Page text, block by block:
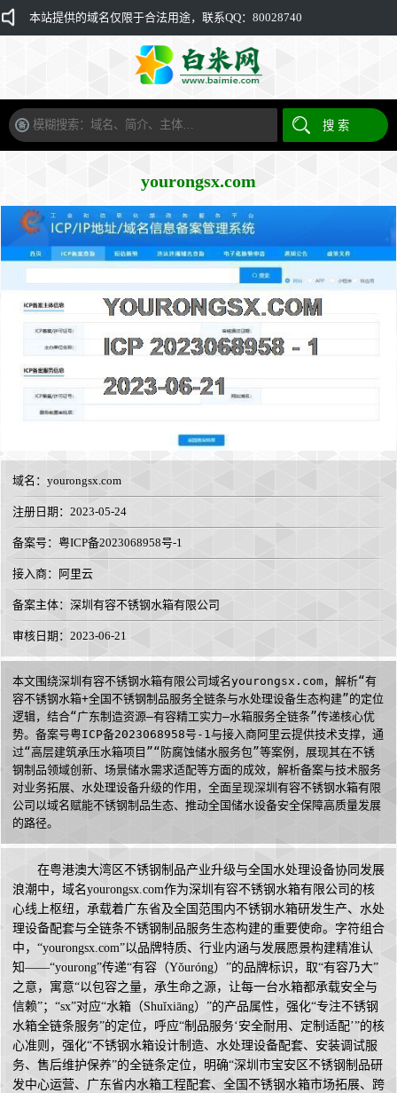
本站提供的域名仅限于合法用途，联系QQ：80028740
yourongsx.com
域名： yourongsx.com
注册日期：2023-05-24
备案号：粤ICP备2023068958号-1
接入商： 阿里云
备案主体：深圳有容不锈钢水箱有限公司
审核日期：2023-06-21
本文围绕深圳有容不锈钢水箱有限公司域名yourongsx.com，解析“有
容不锈钢水箱+全国不锈钢制品服务全链条与水处理设备生态构建”的定位
逻辑，结合“广东制造资源—有容精工实力—水箱服务全链条”传递核心优
势。备案号粤ICP备2023068958号-1与接入商阿里云提供技术支撑，通
过“高层建筑承压水箱项目”“防腐蚀储水服务包”等案例，展现其在不锈
钢制品领域创新、场景储水需求适配等方面的成效，解析备案与技术服务
对业务拓展、水处理设备升级的作用，全面呈现深圳有容不锈钢水箱有限
公司以域名赋能不锈钢制品生态、推动全国储水设备安全保障高质量发展
的路径。
在粤港澳大湾区不锈钢制品产业升级与全国水处理设备协同发展
浪潮中，域名yourongsx.com作为深圳有容不锈钢水箱有限公司的核
心线上枢纽，承载着广东省及全国范围内不锈钢水箱研发生产、水处
理设备配套与全链条不锈钢制品服务生态构建的重要使命。字符组合
中，“yourongsx.com”以品牌特质、行业内涵与发展愿景构建精准认
知——“yourong”传递“有容（Yǒuróng）”的品牌标识，取“有容乃大”
之意，寓意“以包容之量，承生命之源，让每一台水箱都承载安全与
信赖”；“sx”对应“水箱（Shuǐxiāng）”的产品属性，强化“专注不锈钢
水箱全链条服务”的定位，呼应“制品服务‘安全耐用、定制适配’”的核
心准则，强化“不锈钢水箱设计制造、水处理设备配套、安装调试服
务、售后维护保养”的全链条定位，明确“深圳市宝安区不锈钢制品研
发中心运营、广东省内水箱工程配套、全国不锈钢水箱市场拓展、跨